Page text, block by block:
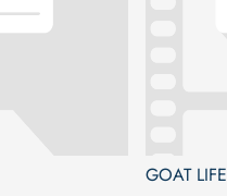
GOAT LIFE